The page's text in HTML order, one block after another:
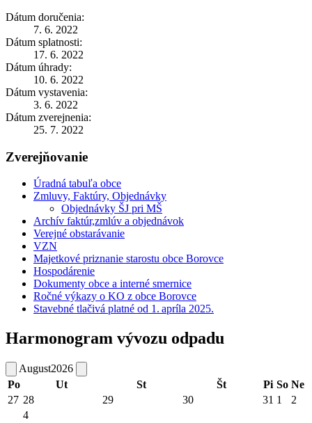
Dátum doručenia:
7. 6. 2022
Dátum splatnosti:
17. 6. 2022
Dátum úhrady:
10. 6. 2022
Dátum vystavenia:
3. 6. 2022
Dátum zverejnenia:
25. 7. 2022
Zverejňovanie
Úradná tabuľa obce
Zmluvy, Faktúry, Objednávky
Objednávky ŠJ pri MŠ
Archív faktúr,zmlúv a objednávok
Verejné obstarávanie
VZN
Majetkové priznanie starostu obce Borovce
Hospodárenie
Dokumenty obce a interné smernice
Ročné výkazy o KO z obce Borovce
Stavebné tlačivá platné od 1. apríla 2025.
Harmonogram vývozu odpadu
August2026
Po
Ut St Št Pi So Ne
27 28 29 30 31 1
2
4